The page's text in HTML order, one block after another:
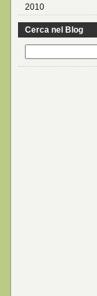
2010
Cerca nel Blog